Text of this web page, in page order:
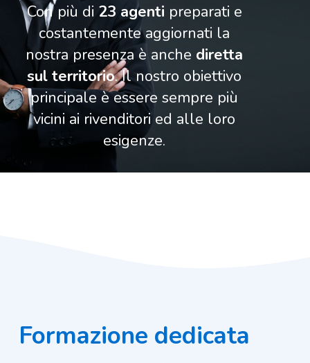
Con più di 23 agenti preparati e
costantemente aggiornati la
nostra presenza è anche diretta
sul territorio. Il nostro obiettivo
principale è essere sempre più
vicini ai rivenditori ed alle loro
esigenze.
Formazione dedicata